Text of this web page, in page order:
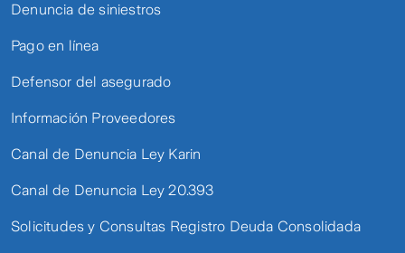
Denuncia de siniestros
Pago en línea
Defensor del asegurado
Información Proveedores
Canal de Denuncia Ley Karin
Canal de Denuncia Ley 20.393
Solicitudes y Consultas Registro Deuda Consolidada